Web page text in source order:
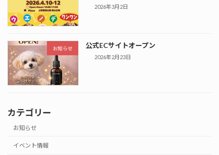
2026年3月2日
お知らせ 公式ECサイトオープン
2026年2月23日
カテゴリー
お知らせ
イベント情報